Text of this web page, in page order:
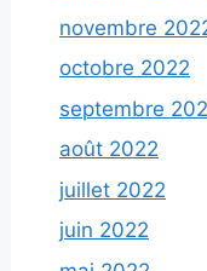
novembre
octobre 2022
septembre
août 2022
juillet 2022
juin 2022